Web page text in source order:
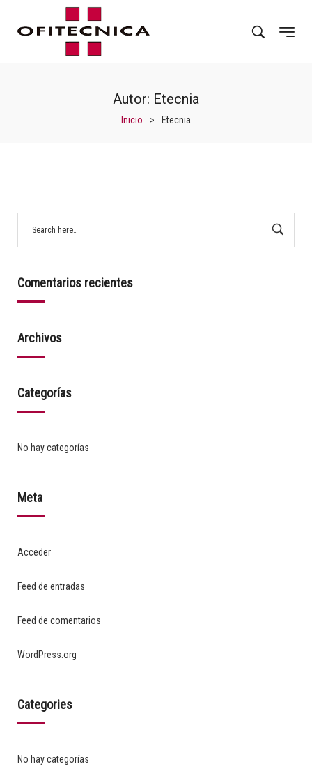
Autor: Etecnia
Inicio > Etecnia
Comentarios recientes
Archivos
Categorías
No hay categorías
Meta
Acceder
Feed de entradas
Feed de comentarios
WordPress.org
Categories
No hay categorías